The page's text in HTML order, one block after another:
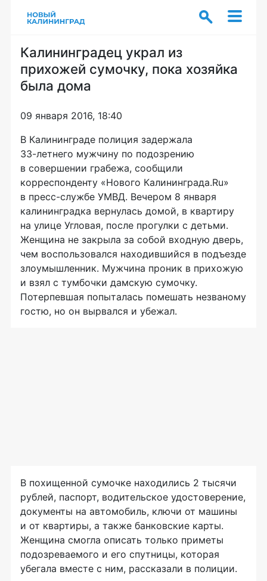
Калининградец украл из
прихожей сумочку, пока хозяйка
была дома
09 января 2016, 18:40
В Калининграде полиция задержала
33-летнего мужчину по подозрению
в совершении грабежа, сообщили
корреспонденту «Нового Калининграда.Ru»
в пресс-службе УМВД. Вечером 8 января
калининградка вернулась домой, в квартиру
на улице Угловая, после прогулки с детьми.
Женщина не закрыла за собой входную дверь,
чем воспользовался находившийся в подъезде
злоумышленник. Мужчина проник в прихожую
и взял с тумбочки дамскую сумочку.
Потерпевшая попыталась помешать незваному
гостю, но он вырвался и убежал.
В похищенной сумочке находились 2 тысячи
рублей, паспорт, водительское удостоверение,
документы на автомобиль, ключи от машины
и от квартиры, а также банковские карты.
Женщина смогла описать только приметы
подозреваемого и его спутницы, которая
убегала вместе с ним, рассказали в полиции.